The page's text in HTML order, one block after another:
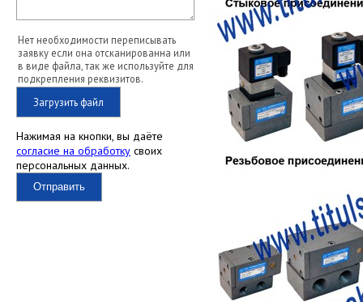
Нет необходимости переписывать
заявку если она отсканированна или
в виде файла, так же используйте для
подкрепления реквизитов.
Загрузить файл
Нажимая на кнопки, вы даёте
согласие на обработку своих
персональных данных.
Отправить